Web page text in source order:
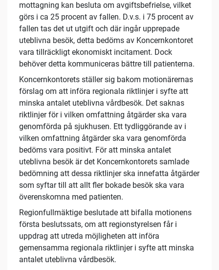
mottagning kan besluta om avgiftsbefrielse, vilket
görs i ca 25 procent av fallen. D.v.s. i 75 procent av
fallen tas det ut utgift och där ingår upprepade
uteblivna besök, detta bedöms av Koncernkontoret
vara tillräckligt ekonomiskt incitament. Dock
behöver detta kommuniceras bättre till patienterna.
Koncernkontorets ställer sig bakom motionärernas
förslag om att införa regionala riktlinjer i syfte att
minska antalet uteblivna vårdbesök. Det saknas
riktlinjer för i vilken omfattning åtgärder ska vara
genomförda på sjukhusen. Ett tydliggörande av i
vilken omfattning åtgärder ska vara genomförda
bedöms vara positivt. För att minska antalet
uteblivna besök är det Koncernkontorets samlade
bedömning att dessa riktlinjer ska innefatta åtgärder
som syftar till att allt fler bokade besök ska vara
överenskomna med patienten.
Regionfullmäktige beslutade att bifalla motionens
första beslutssats, om att regionstyrelsen får i
uppdrag att utreda möjligheten att införa
gemensamma regionala riktlinjer i syfte att minska
antalet uteblivna vårdbesök.